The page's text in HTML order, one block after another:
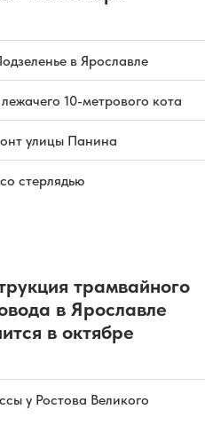
в Ярославле
10-метрового кота
улицы Панина
стерлядью
трамвайного
в Ярославле
в октябре
у Ростова Великого